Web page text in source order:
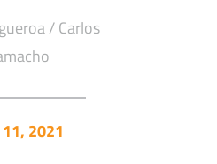
/ Carlos
2021